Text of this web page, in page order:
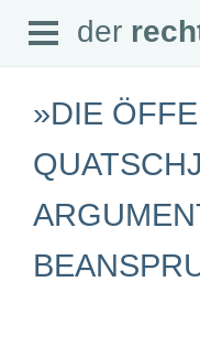
der rechte rand
SEITEN
Aktuell
Open
Menu
der
»DIE